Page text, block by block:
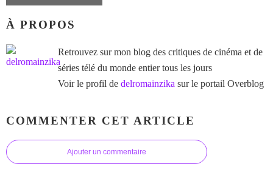
À PROPOS
Retrouvez sur mon blog des critiques de cinéma et de
séries télé du monde entier tous les jours
Voir le profil de delromainzika sur le portail Overblog
COMMENTER CET ARTICLE
Ajouter un commentaire